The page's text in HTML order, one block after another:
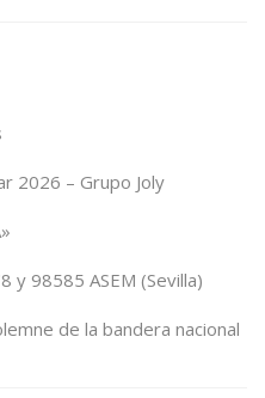
2026 – Grupo Joly
y 98585 ASEM (Sevilla)
de la bandera nacional